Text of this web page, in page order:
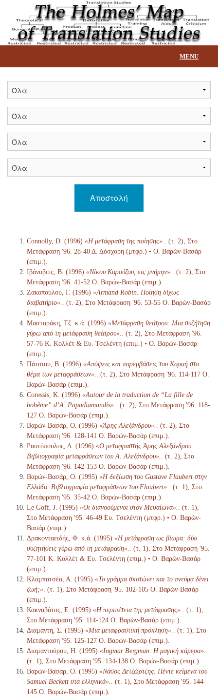
MENU
Αρχική
Τίτλοι
Επικοινωνία
Αποστολή
Connolly, D. (1996) «Η μετάφραση της ποίησης».
. (τ. 2), Στο
Μετάφραση '96. 28-40 Δ. Δόσχορη (μτφρ.) • Ο. Βαρών-Βασάρ
(επιμ.).
Ιβάνοβιτς, Β. (1996) «Νίκου Καρούζου, εις μνήμην».
. (τ. 2), Στο
Μετάφραση '96. 41-52 Ο. Βαρών-Βασάρ (επιμ.).
Ζακοπούλου, Γ. (1996) «Armand Robin. Ποίηση δίχως
διαβατήριο».
. (τ. 2), Στο Μετάφραση '96. 53-55 Ο. Βαρών-Βασάρ
(επιμ.).
Μαστοράκη, Τζ. κ.ά. (1996) «Μετάφραση θεάτρου: Μια συζήτηση
γύρω από τη μετάφραση θεάτρου».
. (τ. 2), Στο Μετάφραση '96.
57-76 Κ. Κολλέτ & Ευ. Τσελέντη (επιμ.) • Ο. Βαρών-Βασάρ
(επιμ.).
Πάτσιου, Β. (1996) «Απόψεις και παρεμβάσεις του Κοραή στο
θέμα των μεταφράσεων».
. (τ. 2), Στο Μετάφραση '96. 114-117 Ο.
Βαρών-Βασάρ (επιμ.).
Coressis, Κ. (1996) «Autour de la traduction de “La fille de
bohême” d’A. Papadiamandis».
. (τ. 2), Στο Μετάφραση '96. 118-
127 Ο. Βαρών-Βασάρ (επιμ.).
Βαρών-Βασάρ, Ο. (1996) «Άρης Αλεξάνδρου».
. (τ. 2), Στο
Μετάφραση '96. 128-141 Ο. Βαρών-Βασάρ (επιμ.).
Ραυτόπουλος, Δ. (1996) «Ο μεταφραστής Άρης Αλεξάνδρου.
Βιβλιογραφία μεταφράσεων του Α. Αλεξάνδρου».
. (τ. 2), Στο
Μετάφραση '96. 142-153 Ο. Βαρών-Βασάρ (επιμ.).
Βαρών-Βασάρ, Ο. (1995) «Η δεξίωση του Gustave Flaubert στην
Ελλάδα. Βιβλιογραφία μεταφράσεων του Flaubert».
. (τ. 1), Στο
Μετάφραση '95. 35-42 Ο. Βαρών-Βασάρ (επιμ.).
Le Goff, J. (1995) «Οι διανοούμενοι στον Μεσαίωνα».
. (τ. 1),
Στο Μετάφραση '95. 46-49 Ευ. Τσελέντη (μτφρ.) • Ο. Βαρών-
Βασάρ (επιμ.).
Δρακονταειδής, Φ. κ.ά. (1995) «Η μετάφραση ως βίωμα: δύο
συζητήσεις γύρω από τη μετάφραση».
. (τ. 1), Στο Μετάφραση '95.
77-101 Κ. Κολλέτ & Ευ. Τσελέντη (επιμ.) • Ο. Βαρών-Βασάρ
(επιμ.).
Κλαμπατσέα, Α. (1995) «Το γράμμα σκοτώνει και το πνεύμα δίνει
ζωή;» . (τ. 1), Στο Μετάφραση '95. 102-105 Ο. Βαρών-Βασάρ
(επιμ.).
Κακναβάτος, Ε. (1995) «Η περιπέτεια της μετάφρασης».
. (τ. 1),
Στο Μετάφραση '95. 114-124 Ο. Βαρών-Βασάρ (επιμ.).
Διαμάντη, Σ. (1995) «Μια μεταφραστική πρόκληση».
. (τ. 1), Στο
Μετάφραση '95. 125-127 Ο. Βαρών-Βασάρ (επιμ.).
Διαμαντούρου, Η. (1995) «Ingmar Bergman. Η μαγική κάμερα».
(τ. 1), Στο Μετάφραση '95. 134-138 Ο. Βαρών-Βασάρ (επιμ.).
Βαρών-Βασάρ, Ο. (1995) «Νάσος Δετζώρτζης. Πέντε κείμενα του
Samuel Beckett στα ελληνικά».
. (τ. 1), Στο Μετάφραση '95. 144-
145 Ο. Βαρών-Βασάρ (επιμ.).